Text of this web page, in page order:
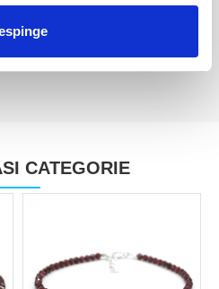
65,00 Lei
CATEGORIE